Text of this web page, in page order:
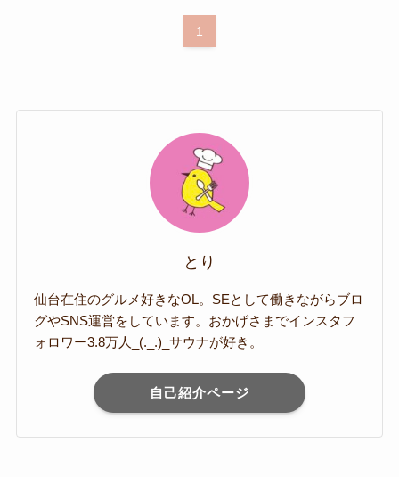
1
とり
仙台在住のグルメ好きなOL。SEとして働きながらブロ
グやSNS運営をしています。おかげさまでインスタフ
ォロワー3.8万人_(._.)_サウナが好き。
自己紹介ページ